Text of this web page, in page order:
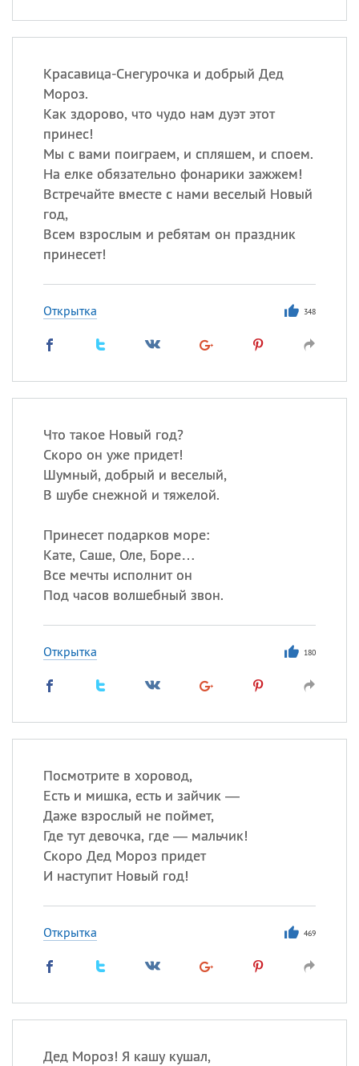
Красавица-Снегурочка и добрый Дед
Мороз.
Как здорово, что чудо нам дуэт этот
принес!
Мы с вами поиграем, и спляшем, и споем.
На елке обязательно фонарики зажжем!
Встречайте вместе с нами веселый Новый
год,
Всем взрослым и ребятам он праздник
принесет!
Открытка 348
Что такое Новый год?
Скоро он уже придет!
Шумный, добрый и веселый,
В шубе снежной и тяжелой.
Принесет подарков море:
Кате, Саше, Оле, Боре…
Все мечты исполнит он
Под часов волшебный звон.
Открытка 180
Посмотрите в хоровод,
Есть и мишка, есть и зайчик —
Даже взрослый не поймет,
Где тут девочка, где — мальчик!
Скоро Дед Мороз придет
И наступит Новый год!
Открытка 469
Дед Мороз! Я кашу кушал,